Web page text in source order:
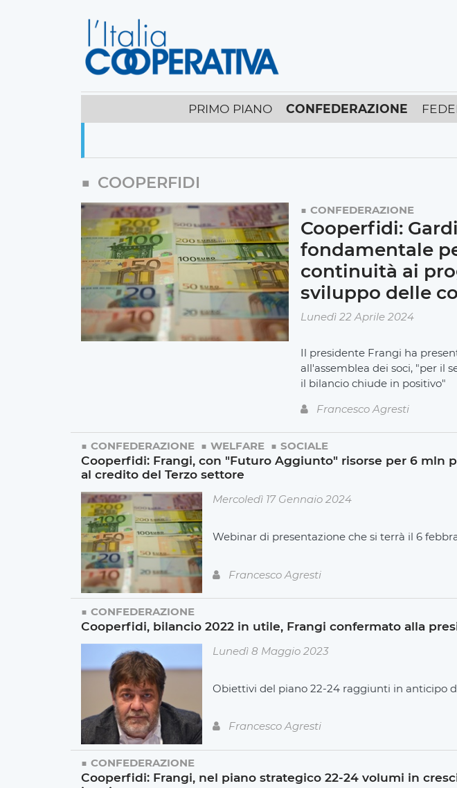
PRIMO PIANO CONFEDERAZIONE
COOPERFIDI
CONFEDERAZIONE
Cooperfidi:
fondamentale
continuità ai
sviluppo delle
Lunedì 22 Aprile 2024
Il presidente Frangi ha
all'assemblea dei soci, "per il
il bilancio chiude in positivo"
Francesco Agresti
CONFEDERAZIONE WELFARE SOCIALE
Cooperfidi: Frangi, con "Futuro Aggiunto" risorse per 6 mln
al credito del Terzo settore
Mercoledì 17 Gennaio 2024
Webinar di presentazione che si terrà il 6
Francesco Agresti
CONFEDERAZIONE
Cooperfidi, bilancio 2022 in utile, Frangi confermato alla
Lunedì 8 Maggio 2023
Obiettivi del piano 22-24 raggiunti in anticipo
Francesco Agresti
CONFEDERAZIONE
Cooperfidi: Frangi, nel piano strategico 22-24 volumi in